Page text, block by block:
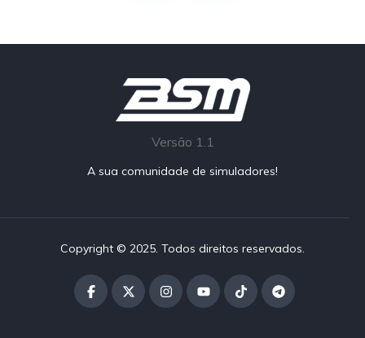
Versão 1.1
A sua comunidade de simuladores!
Copyright © 2025. Todos direitos reservados.